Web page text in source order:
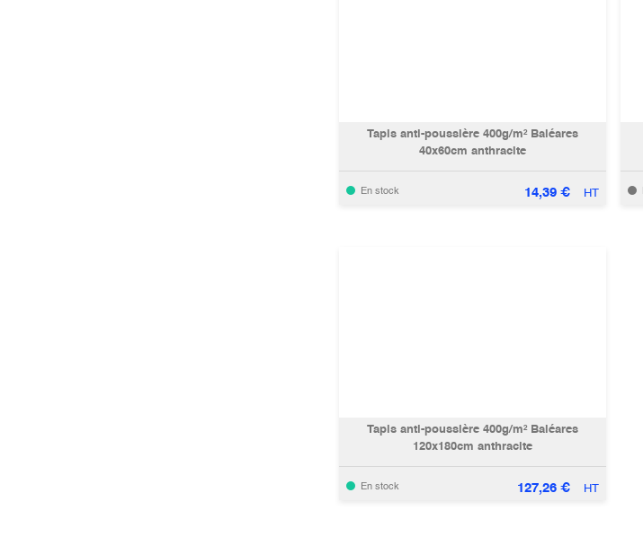
Tapis anti-poussière 400g/m² Baléares
40x60cm anthracite
En stock 14,39€ HT
Tapis anti-poussière 400g/m² Baléares
120x180cm anthracite
En stock 127,26€ HT